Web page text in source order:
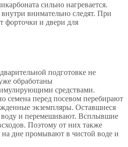
сильно нагревается.
внимательно следят. При
форточки и двери для
подготовке не
обработаны
средствами.
семена перед посевом перебирают
экземпляры. Оставшиеся
и перемешивают. Всплывшие
Поэтому от них также
дне промывают в чистой воде и